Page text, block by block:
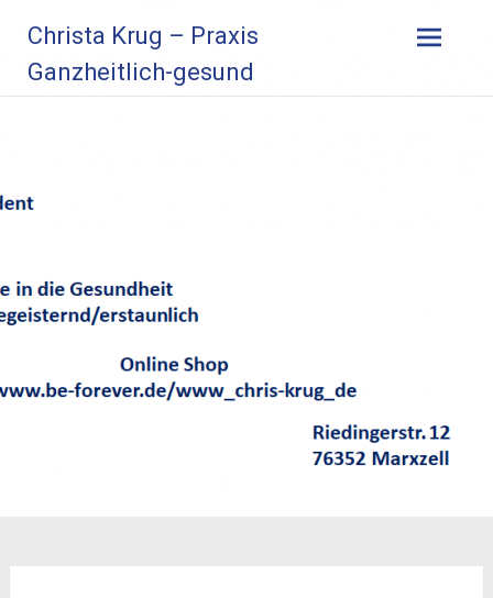
Inhalt
springen
Christa Krug – Praxis
Ganzheitlich-gesund